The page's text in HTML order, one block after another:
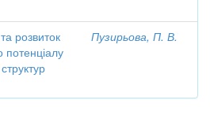
розвиток
потенціалу
Пузирьова, П. В.